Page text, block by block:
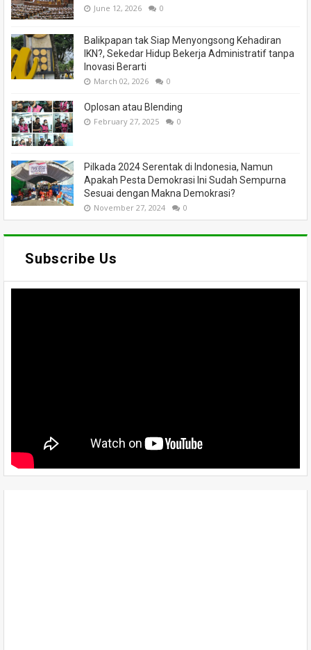
June 12, 2026 0
Balikpapan tak Siap Menyongsong Kehadiran
IKN?, Sekedar Hidup Bekerja Administratif tanpa
Inovasi Berarti
March 02, 2026 0
Oplosan atau Blending
February 27, 2025 0
Pilkada 2024 Serentak di Indonesia, Namun
Apakah Pesta Demokrasi Ini Sudah Sempurna
Sesuai dengan Makna Demokrasi?
November 27, 2024 0
Subscribe Us